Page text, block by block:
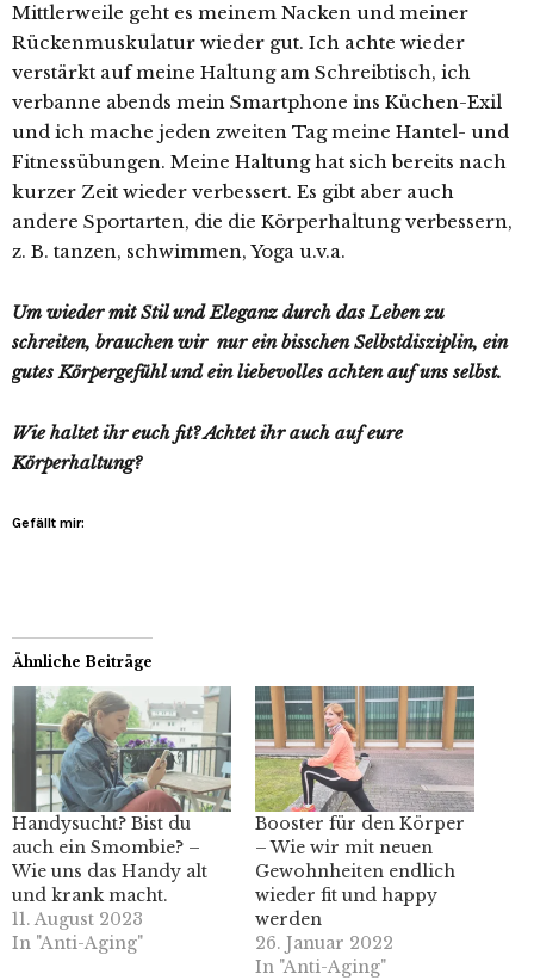
Mittlerweile geht es meinem Nacken und meiner
Rückenmuskulatur wieder gut. Ich achte wieder
verstärkt auf meine Haltung am Schreibtisch, ich
verbanne abends mein Smartphone ins Küchen-Exil
und ich mache jeden zweiten Tag meine Hantel- und
Fitnessübungen. Meine Haltung hat sich bereits nach
kurzer Zeit wieder verbessert. Es gibt aber auch
andere Sportarten, die die Körperhaltung verbessern,
z. B. tanzen, schwimmen, Yoga u.v.a.
Um wieder mit Stil und Eleganz durch das Leben zu
schreiten, brauchen wir nur ein bisschen Selbstdisziplin, ein
gutes Körpergefühl und ein liebevolles achten auf uns selbst.
Wie haltet ihr euch fit? Achtet ihr auch auf eure
Körperhaltung?
Gefällt mir:
Ähnliche Beiträge
Handysucht? Bist du
auch ein Smombie? –
Wie uns das Handy alt
und krank macht.
11. August 2023
In "Anti-Aging"
Booster für den Körper
– Wie wir mit neuen
Gewohnheiten endlich
wieder fit und happy
werden
26. Januar 2022
In "Anti-Aging"